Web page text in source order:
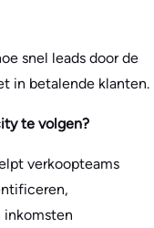
snel leads door de
in betalende klanten.
te volgen?
verkoopteams
inkomsten